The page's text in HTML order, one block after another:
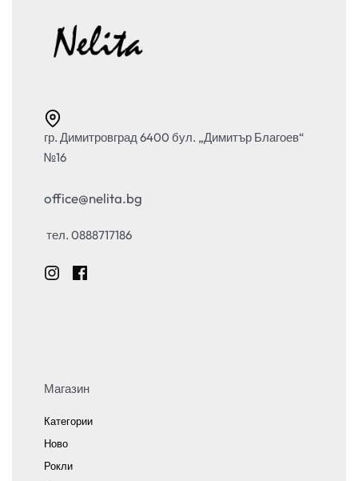
гр. Димитровград 6400 бул. „Димитър Благоев“
№16
office@nelita.bg
тел. 0888717186
Магазин
Категории
Ново
Рокли